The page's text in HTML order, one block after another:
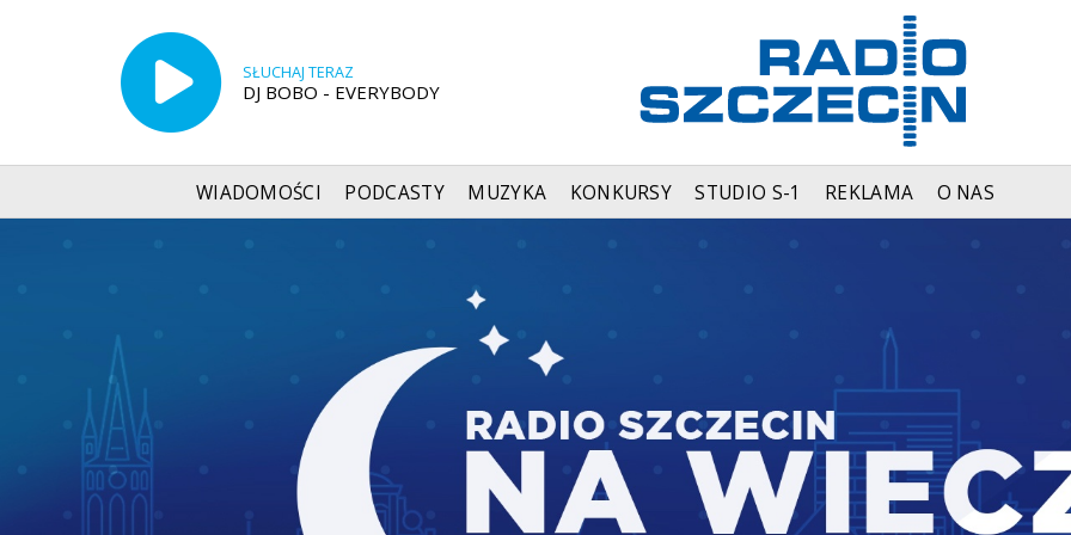
SŁUCHAJ TERAZ
DJ BOBO - EVERYBODY
WIADOMOŚCI PODCASTY MUZYKA KONKURSY STUDIO S-1 REKLAMA O NAS